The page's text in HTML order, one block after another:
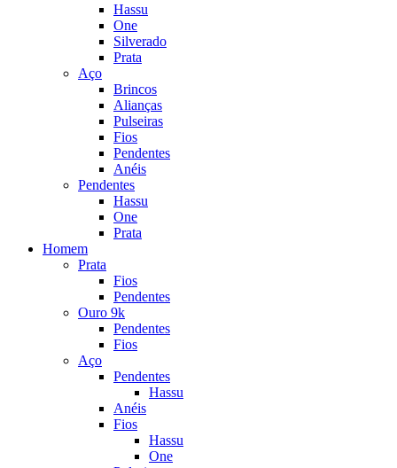
Hassu
One
Silverado
Prata
Aço
Brincos
Alianças
Pulseiras
Fios
Pendentes
Anéis
Pendentes
Hassu
One
Prata
Homem
Prata
Fios
Pendentes
Ouro 9k
Pendentes
Fios
Aço
Pendentes
Hassu
Anéis
Fios
Hassu
One